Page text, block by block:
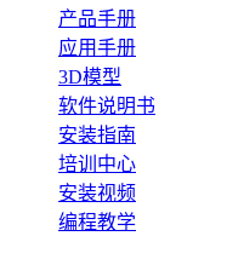
产品手册
应用手册
3D模型
软件说明书
安装指南
培训中心
安装视频
编程教学